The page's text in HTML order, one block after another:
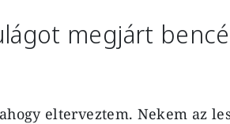
megjárt
elterveztem. Nekem az